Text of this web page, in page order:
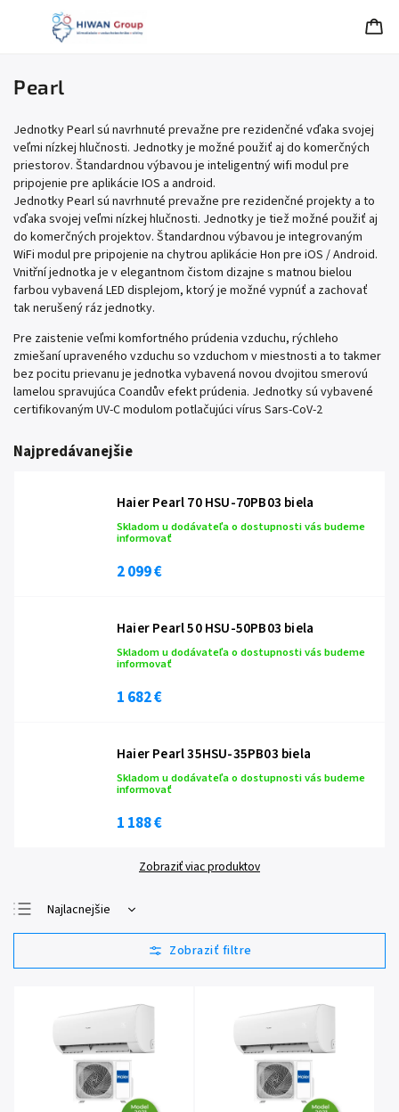
Pearl
Jednotky Pearl sú navrhnuté prevažne pre rezidenčné vďaka svojej
veľmi nízkej hlučnosti. Jednotky je možné použiť aj do komerčných
priestorov. Štandardnou výbavou je inteligentný wifi modul pre
pripojenie pre aplikácie IOS a android.
Jednotky Pearl sú navrhnuté prevažne pre rezidenčné projekty a to
vďaka svojej veľmi nízkej hlučnosti. Jednotky je tiež možné použiť aj
do komerčných projektov. Štandardnou výbavou je integrovaným
WiFi modul pre pripojenie na chytrou aplikácie Hon pre iOS / Android.
Vnitřní jednotka je v elegantnom čistom dizajne s matnou bielou
farbou vybavená LED displejom, ktorý je možné vypnúť a zachovať
tak nerušený ráz jednotky.
Pre zaistenie veľmi komfortného prúdenia vzduchu, rýchleho
zmiešaní upraveného vzduchu so vzduchom v miestnosti a to takmer
bez pocitu prievanu je jednotka vybavená novou dvojitou smerovú
lamelou spravujúca Coandův efekt prúdenia. Jednotky sú vybavené
certifikovaným UV-C modulom potlačujúci vírus Sars-CoV-2
Najpredávanejšie
Haier Pearl 70 HSU-70PB03 biela
Skladom u dodávateľa o dostupnosti vás budeme
informovať
2 099 €
Haier Pearl 50 HSU-50PB03 biela
Skladom u dodávateľa o dostupnosti vás budeme
informovať
1 682 €
Haier Pearl 35HSU-35PB03 biela
Skladom u dodávateľa o dostupnosti vás budeme
informovať
1 188 €
Zobraziť viac produktov
Najlacnejšie
Najdrahšie
Najpredávanejšie